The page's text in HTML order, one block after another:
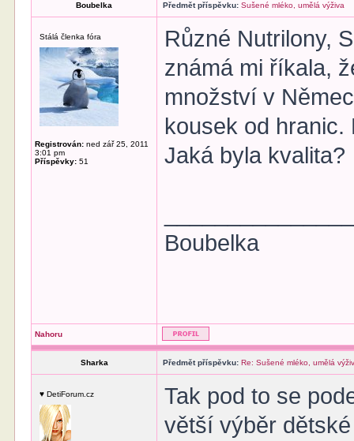
Boubelka Předmět příspěvku: Sušené mléko, umělá výživa
Stálá členka fóra
Registrován: ned zář 25, 2011
3:01 pm
Příspěvky: 51
Různé Nutrilony,
známá mi říkala,
množství v
kousek od hranic.
Jaká byla kvalita?
Boubelka
Nahoru
Sharka Předmět příspěvku: Re: Sušené mléko, umělá
♥ DetiForum.cz
Tak pod to se
větší výběr